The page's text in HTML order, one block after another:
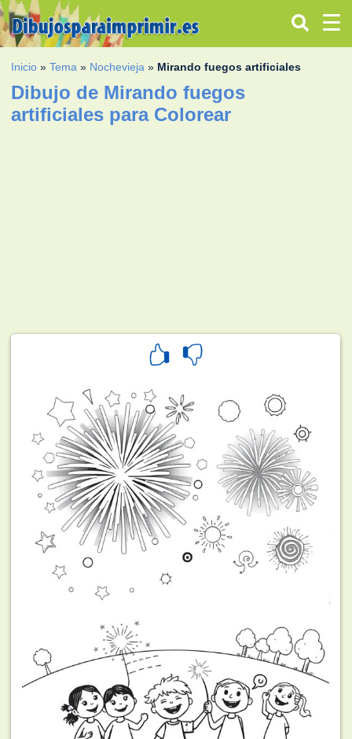
Inicio »Tema » Nochevieja » Mirando fuegos artificiales
Dibujo de Mirando fuegos
artificiales para Colorear